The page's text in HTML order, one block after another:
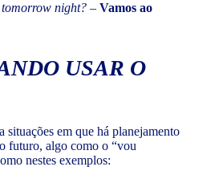
tomorrow night? – Vamos ao
USAR O
situações em que há planejamento
futuro, algo como o “vou
nestes exemplos: